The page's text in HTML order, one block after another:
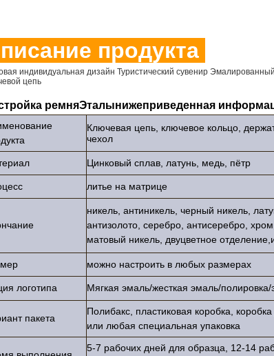
продукта
индивидуальная дизайн Туристический сувенир
цепь
ремняЭталынижеприведенная
Ключевая цепь, ключевое кольцо,
чехол
Цинковый сплав, латунь, медь, пётр
литье на матрице
никель, антиникель, черный никель,
антизолото, серебро, антисеребро,
матовый никель, двуцветное
можно настроить в любых размерах
логотипа Мягкая эмаль/жесткая эмаль/полировка/
пакета
Полибакс, пластиковая коробка,
или любая специальная упаковка
5-7 рабочих дней для образца, 12-14